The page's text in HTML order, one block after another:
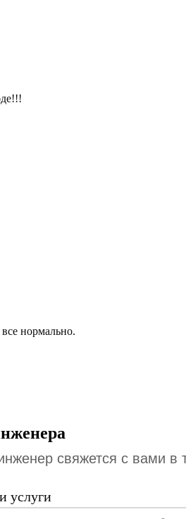
нормально.
свяжется с вами в
услуги